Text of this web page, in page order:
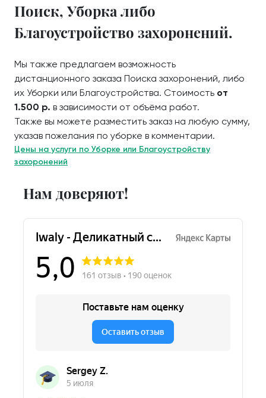
Поиск, Уборка либо
Благоустройство захоронений.
Мы также предлагаем возможность
дистанционного заказа Поиска захоронений, либо
их Уборки или Благоустройства. Стоимость от
1.500 р. в зависимости от объёма работ.
Также вы можете разместить заказ на любую сумму,
указав пожелания по уборке в комментарии.
Цены на услуги по Уборке или Благоустройству
захоронений
Нам доверяют!